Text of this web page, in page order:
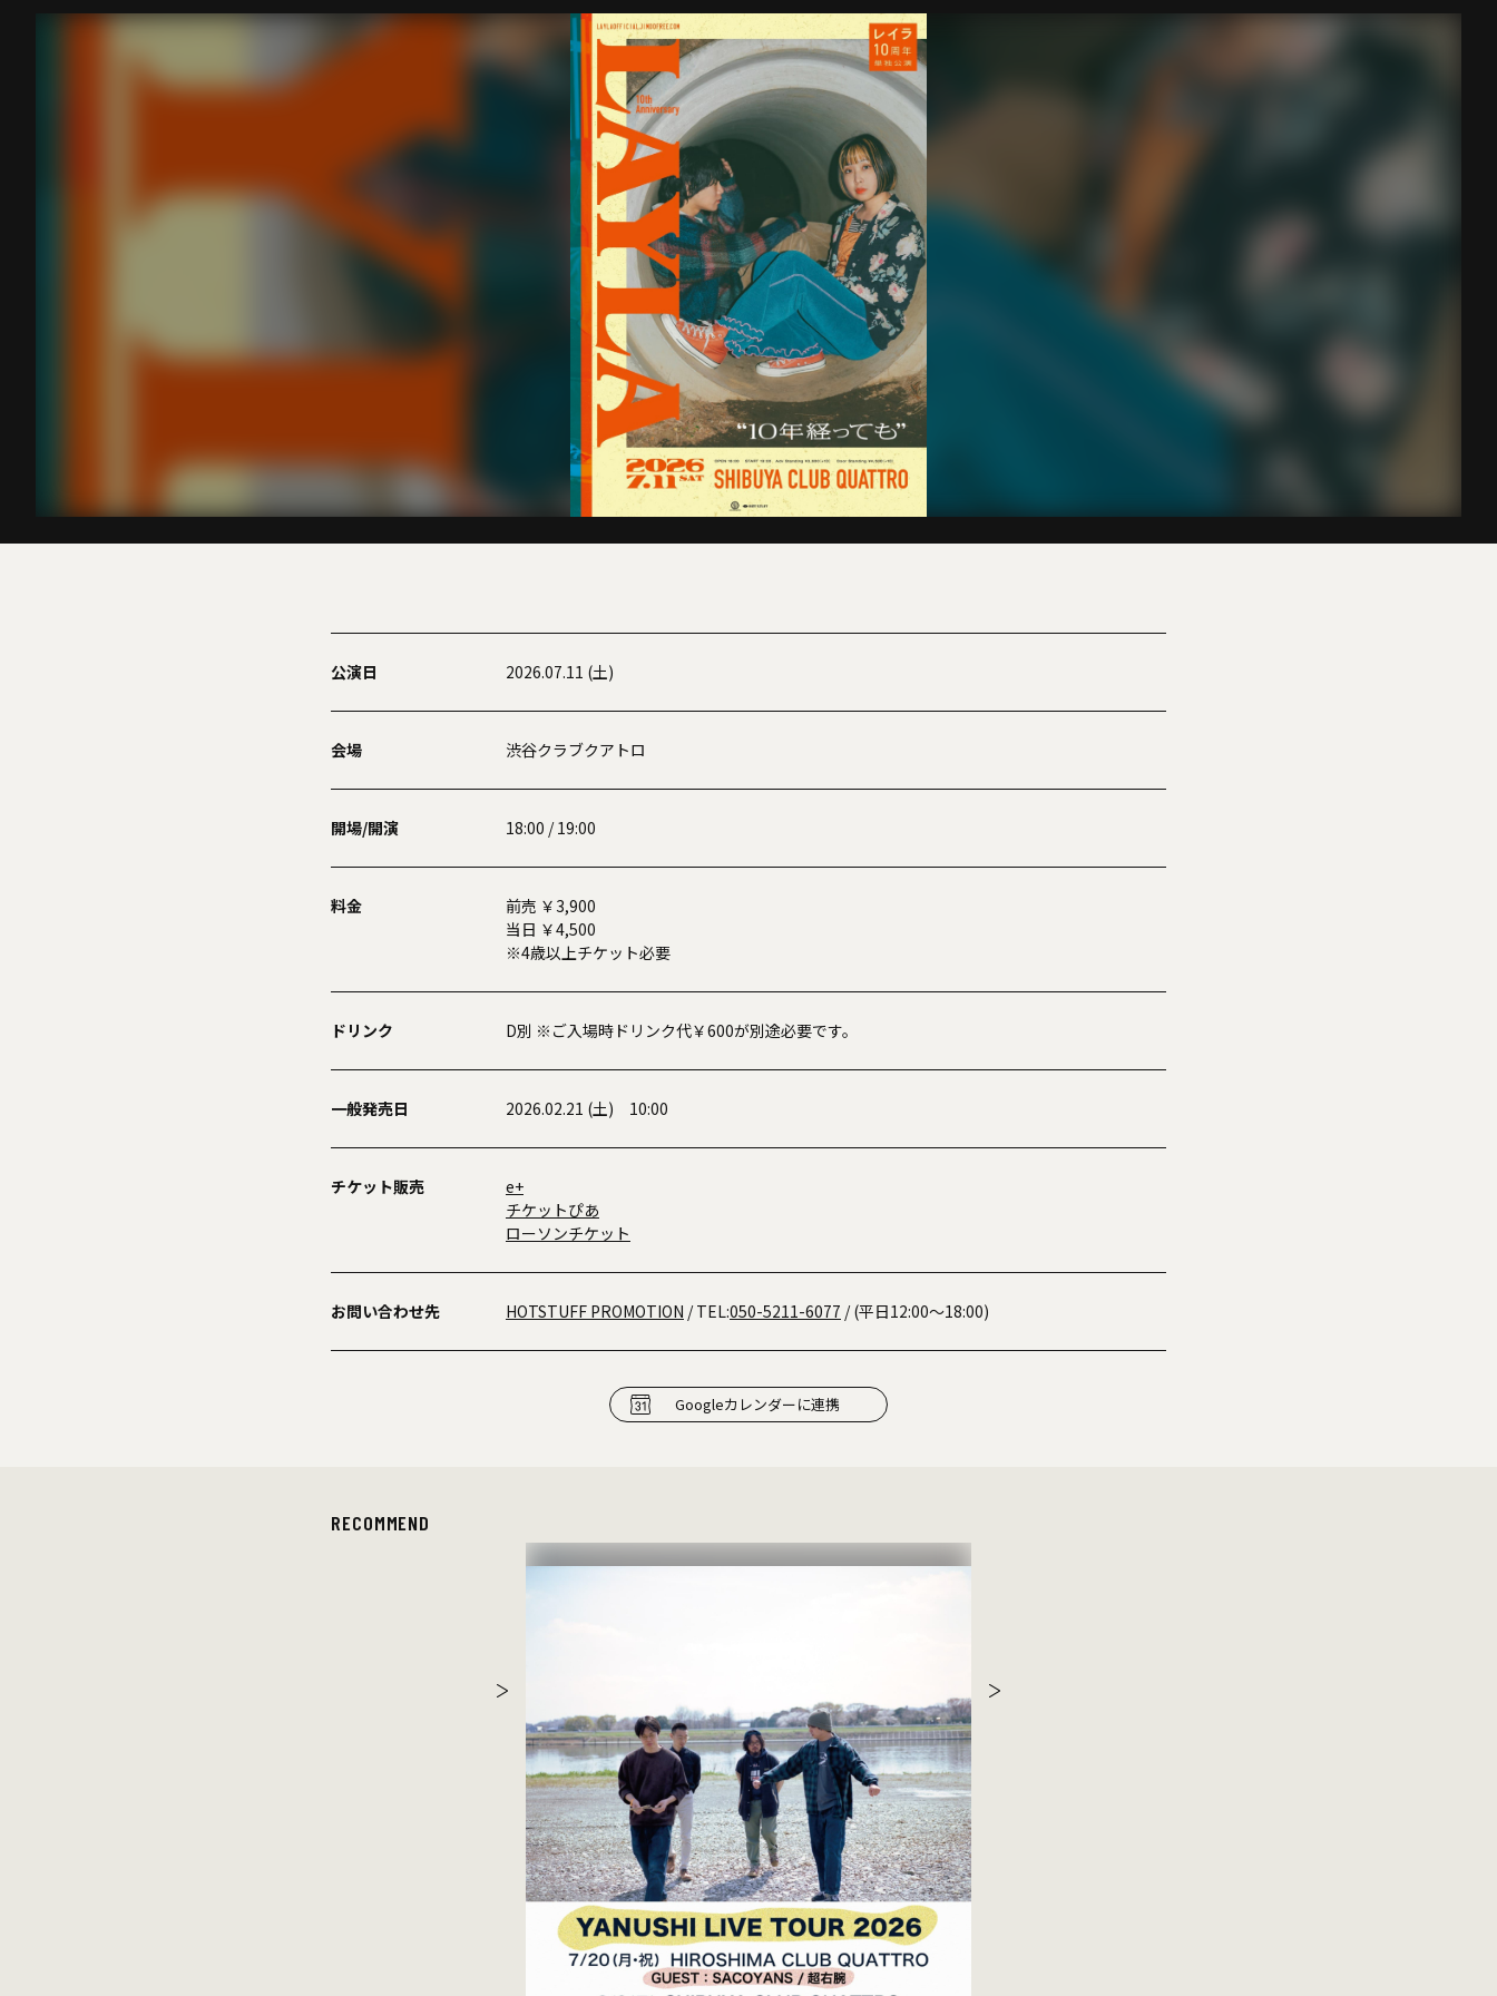
公演日 2026.07.11 (土)
会場 渋谷クラブクアトロ
開場/開演 18:00 / 19:00
料金
前売 ￥3,900
当日 ￥4,500
※4歳以上チケット必要
ドリンク D別 ※ご入場時ドリンク代￥600が別途必要です。
一般発売日 2026.02.21 (土) 10:00
チケット販売
e+
チケットぴあ
ローソンチケット
お問い合わせ先 HOTSTUFF PROMOTION / TEL:050-5211-6077 / (平日12:00～18:00)
Googleカレンダーに連携
RECOMMEND